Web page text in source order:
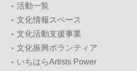
活動一覧
文化情報スペース
文化活動支援事業
文化振興ボランティア
いちはらArtists Power